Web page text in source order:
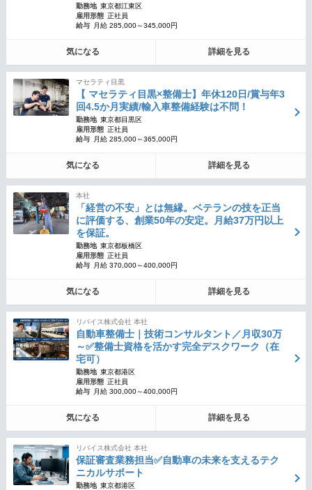
勤務地 東京都江東区
雇用形態 正社員
給与
月給 285,000～345,000円
気になる 詳細を見る
マセラティ目黒
【 マセラティ目黒×整備士】年休120日/賞与年3
回4.5か月実績/輸入車整備経験は不問！
勤務地 東京都目黒区
雇用形態 正社員
給与
月給 285,000～365,000円
気になる 詳細を見る
本社
「経営の不安」とは無縁。ベテランの技を正当
に評価する、創業50年の安定。月給37万円以上
を保証。
勤務地 東京都板橋区
雇用形態 正社員
給与
月給 370,000～400,000円
気になる 詳細を見る
リバイス株式会社 本社
自動車整備士｜技術コンサルタント／月収30万
～✅整備士資格を活かす完全デスクワーク（在
宅可）
勤務地 東京都港区
雇用形態 正社員
給与
月給 300,000～400,000円
気になる 詳細を見る
リバイス株式会社 本社
保証審査業務担当✅自動車の未来を支えるテク
ニカルサポート
勤務地 東京都港区